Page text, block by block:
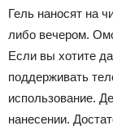
Гель наносят на
либо вечером.
Если вы хотите
поддерживать
использование.
нанесении.